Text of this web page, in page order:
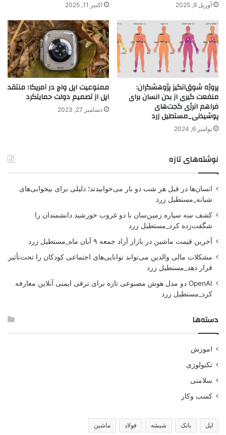
آوریل 9, 2025 اکتبر 11, 2025
پروژه شوق‌انگیز پژوهشگران:
منفعت گیری از بدن انسان برای
فراهم انرژی گجت‌های
پوشیدنی_مستطیل زرد
نوامبر 6, 2024
ممنوعیت اپل واچ در آمریکا؛ منتقد
اپل از تصمیم دولت حمایتکرد
دسامبر 27, 2023
نوشته‌های تازه
انسان‌ها در قبل هر شب دو بار می‌خوابیدند؛ دلیلی برای بیخوابی‌های
شبانه_مستطیل زرد
کشف سه سیاره زمین‌سان با دو غروب خورشید دانشمندان را
شگفت‌زده کرد_مستطیل زرد
آخرین قیمت ماشین در بازار آزاد جمعه ۹ آبان ماه_مستطیل زرد
مشکلات مالی والدین می‌تواند توانایی‌های اجتماعی کودکان را تحت‌تأثیر
قرار دهد_مستطیل زرد
OpenAI دو مدل هوش مصنوعی تازه برای ترقی ایمنی آنلاین معارفه
کرد_مستطیل زرد
دسته‌ها
اموزش
تکنولوژی
سلامتی
کسب وکار
اپل بانک شیشه فولاد ماشین